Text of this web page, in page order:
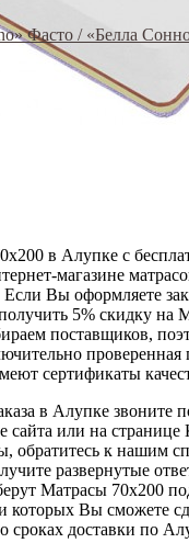
Фасто / «Белла
в Алупке с
магазине
Вы оформляете
5% скидку на
поставщиков,
сертификаты
в Алупке звоните
сайта или на странице
обратитесь к нашим
развернутые
Матрасы 70x200
которых Вы сможете
сроках доставки по